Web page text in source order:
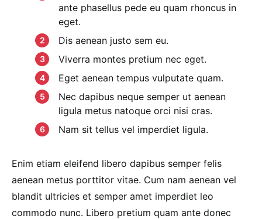
ante phasellus pede eu quam rhoncus in
eget.
Dis aenean justo sem eu.
Viverra montes pretium nec eget.
Eget aenean tempus vulputate quam.
Nec dapibus neque semper ut aenean
ligula metus natoque orci nisi cras.
Nam sit tellus vel imperdiet ligula.
Enim etiam eleifend libero dapibus semper felis
aenean metus porttitor vitae. Cum nam aenean vel
blandit ultricies et semper amet imperdiet leo
commodo nunc. Libero pretium quam ante donec